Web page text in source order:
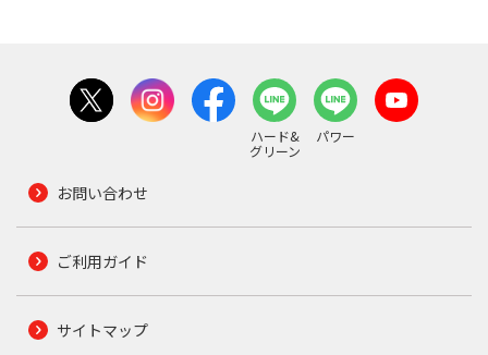
ハード&
グリーン
パワー
お問い合わせ
ご利用ガイド
サイトマップ